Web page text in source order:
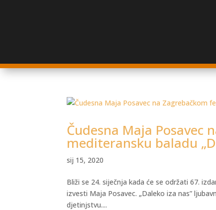
Čudesna Maja
mediteransku baladu
sij 15, 2020
Bliži se 24. siječnja kada će se održati 67.
izvesti Maja Posavec. „Daleko iza nas”
djetinjstvu....